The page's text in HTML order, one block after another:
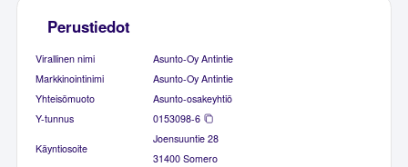
Perustiedot
Virallinen nimi
Asunto-Oy Antintie
Markkinointinimi
Asunto-Oy Antintie
Yhteisömuoto
Asunto-osakeyhtiö
Y-tunnus
0153098-6
Käyntiosoite
Joensuuntie 28
31400 Somero